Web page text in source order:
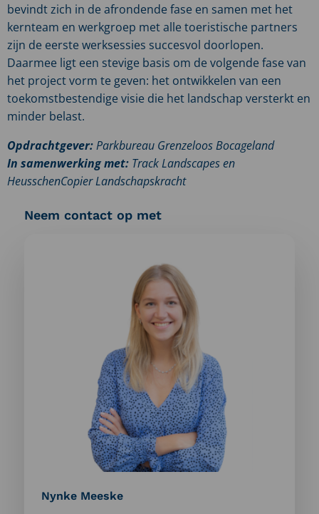
bevindt zich in de afrondende fase en samen met het
kernteam en werkgroep met alle toeristische partners
zijn de eerste werksessies succesvol doorlopen.
Daarmee ligt een stevige basis om de volgende fase van
het project vorm te geven: het ontwikkelen van een
toekomstbestendige visie die het landschap versterkt en
minder belast.
Opdrachtgever:Parkbureau Grenzeloos Bocageland
In samenwerking met: Track Landscapes en
HeusschenCopier Landschapskracht
Neem contact op met
Nynke Meeske